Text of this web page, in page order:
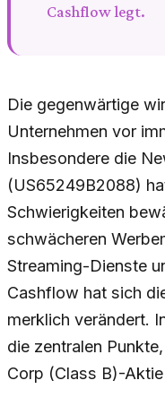
Cashflow legt.
Die gegenwärtige
Unternehmen vor
Insbesondere die
(US65249B2088)
Schwierigkeiten
schwächeren
Streaming-Dienste
Cashflow hat sich
merklich verändert.
die zentralen
Corp (Class B)-